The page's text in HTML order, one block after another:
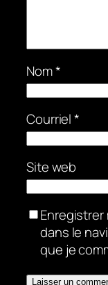
Nom*
Courriel*
Site web
dans le
que je